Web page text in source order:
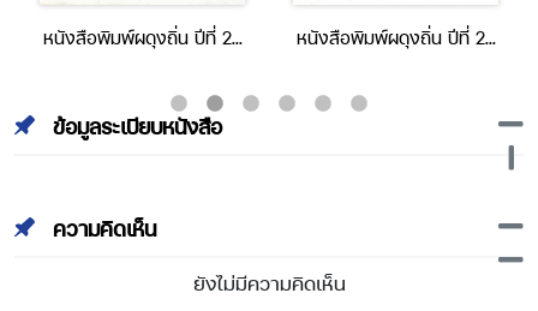
หนังสือพิมพ์ผดุงถิ่น ปีที่ 23
ธันวาคม 2541
หนังสือพิมพ์ผดุงถิ่น ปีที่ 23
กันยายน 2541
ข้อมูลระเบียบหนังสือ
ความคิดเห็น
ยังไม่มีความคิดเห็น